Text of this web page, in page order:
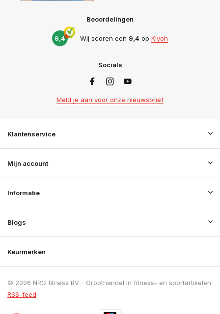
Beoordelingen
9,4 Wij scoren een 9,4 op Kiyoh
Socials
Meld je aan voor onze nieuwsbrief
Klantenservice
Mijn account
Informatie
Blogs
Keurmerken
© 2026 NRG fitness BV - Groothandel in fitness- en sportartikelen
RSS-feed